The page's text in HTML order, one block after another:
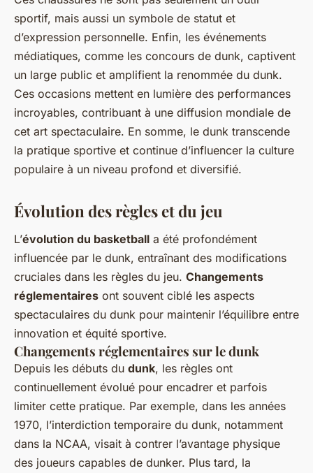
sportif, mais aussi un symbole de statut et
d’expression personnelle. Enfin, les événements
médiatiques, comme les concours de dunk, captivent
un large public et amplifient la renommée du dunk.
Ces occasions mettent en lumière des performances
incroyables, contribuant à une diffusion mondiale de
cet art spectaculaire. En somme, le dunk transcende
la pratique sportive et continue d’influencer la culture
populaire à un niveau profond et diversifié.
Évolution des règles et du jeu
L’évolution du basketball a été profondément
influencée par le dunk, entraînant des modifications
cruciales dans les règles du jeu. Changements
réglementaires ont souvent ciblé les aspects
spectaculaires du dunk pour maintenir l’équilibre entre
innovation et équité sportive.
Changements réglementaires sur le dunk
Depuis les débuts du dunk, les règles ont
continuellement évolué pour encadrer et parfois
limiter cette pratique. Par exemple, dans les années
1970, l’interdiction temporaire du dunk, notamment
dans la NCAA, visait à contrer l’avantage physique
des joueurs capables de dunker. Plus tard, la